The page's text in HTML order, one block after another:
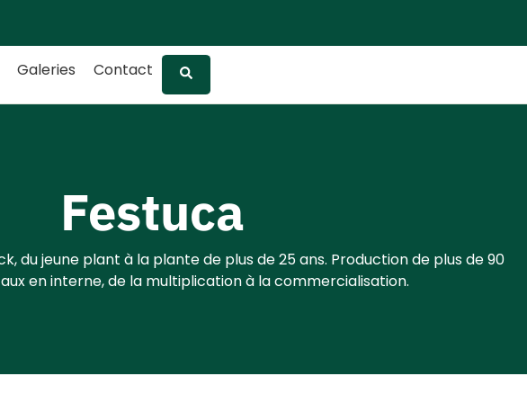
Galeries Contact
Festuca
du jeune plant à la plante de plus de 25 ans. Production de plus de 90
en interne, de la multiplication à la commercialisation.